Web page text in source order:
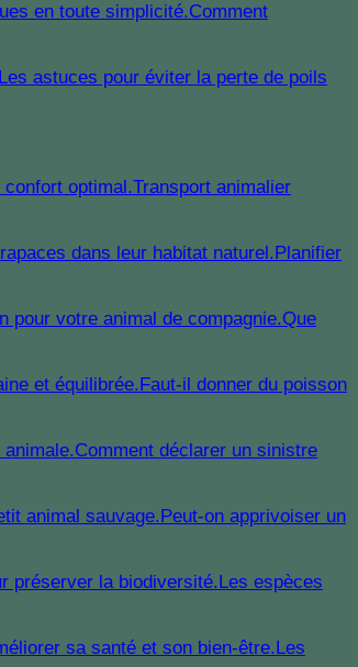
Comment
Les astuces pour éviter la perte de poils
Transport animalier
Planifier
Que
Faut-il donner du poisson
Comment déclarer un sinistre
Peut-on apprivoiser un
Les espèces
Les